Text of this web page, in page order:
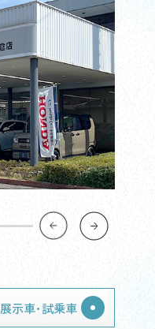
展示車･試乗車